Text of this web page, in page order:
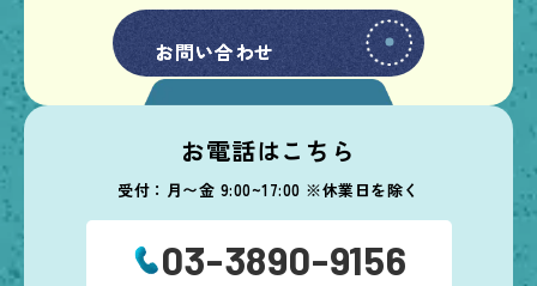
お問い合わせ
お問い合わせ
お電話はこちら
受付：月〜金 9:00~17:00 ※休業日を除く
03-3890-9156